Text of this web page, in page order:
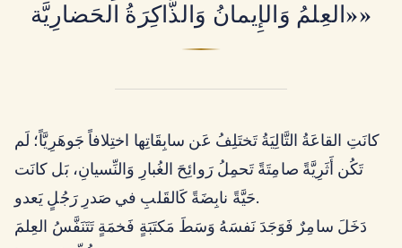
«العِلمُ وَالإِيمانُ وَالذَّاكِرَةُ الحَضارِيَّة»
كانَتِ القاعَةُ التَّالِيَةُ تَختَلِفُ عَن سابِقَاتِها اختِلافاً جَوهَرِيَّاً؛ لَم
تَكُن أَثَرِيَّةً صامِتَةً تَحمِلُ رَوائِحَ الغُبارِ وَالنِّسيانِ، بَل كانَت
حَيَّةً نابِضَةً كَالقَلبِ في صَدرِ رَجُلٍ يَعدو.
دَخَلَ سامِرٌ فَوَجَدَ نَفسَهُ وَسَطَ مَكتَبَةٍ فَخمَةٍ تَتَنَفَّسُ العِلمَ